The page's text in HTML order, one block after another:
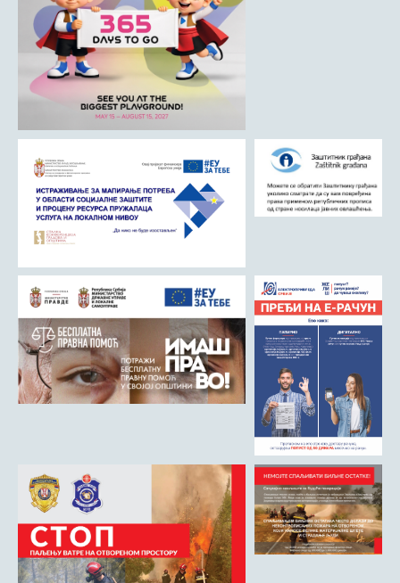
Општина Љубовија
Установе од јавног значаја
Матична служба
Урбанизам и грађевинарство
Борачко-инвалидска заштита
Друштвена брига о деци
Служба за пољопривреду, водопривреду и заштиту животне
средине